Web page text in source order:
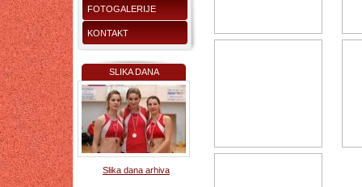
FOTOGALERIJE
KONTAKT
SLIKA DANA
Slika dana arhiva